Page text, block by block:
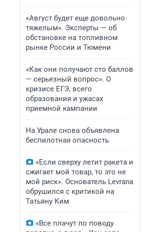
«Август будет еще довольно
тяжелым». Эксперты — об
обстановке на топливном
рынке России и Тюмени
«Как они получают сто баллов
— серьезный вопрос». О
кризисе ЕГЭ, всего
образования и ужасах
приемной кампании
На Урале снова объявлена
беспилотная опасность
«Если сверху летит ракета и
сжигает мой товар, то это не
мой риск». Основатель Levrana
обрушился с критикой на
Татьяну Ким
«Все плачут по поводу